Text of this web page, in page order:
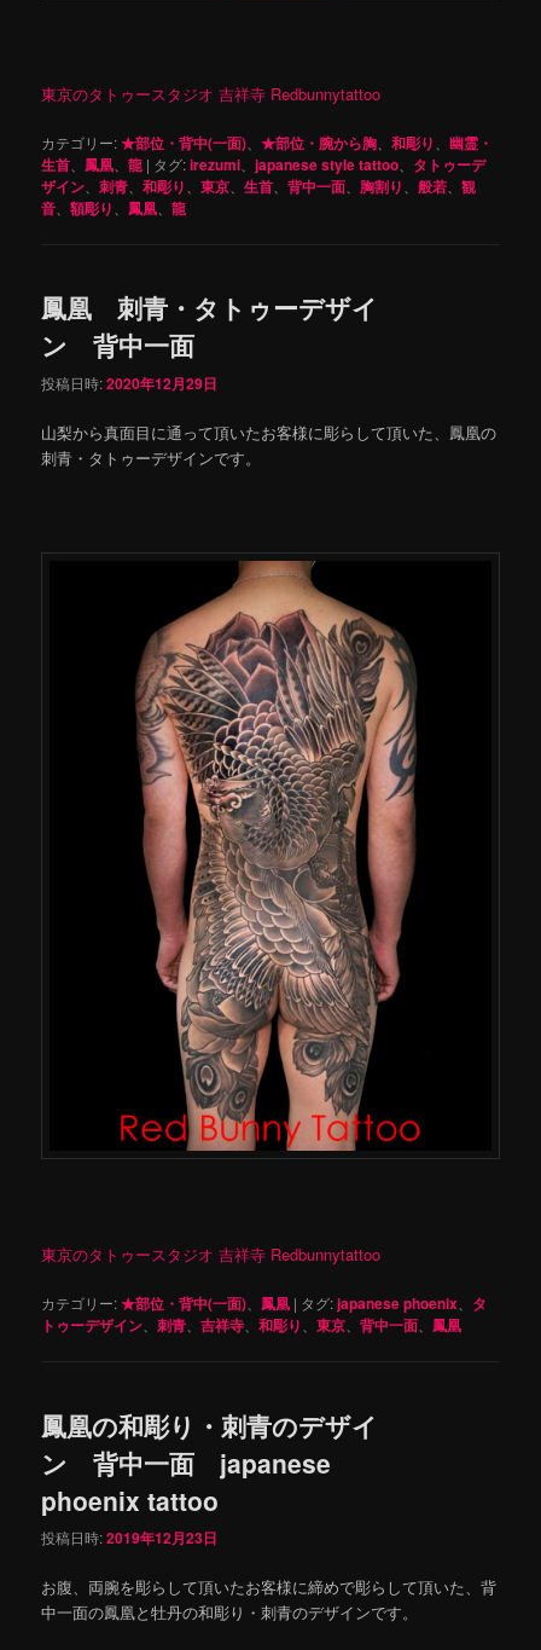
東京のタトゥースタジオ 吉祥寺 Redbunnytattoo
カテゴリー:★部位・背中(一面) 、★部位・腕から胸 、和彫り 、幽霊・
生首
鳳凰 、龍 | タグ:irezumi 、japanese style tattoo
タトゥーデ
ザイン 、刺青 、和彫り 、東京 、生首 、背中一面 胸割り 、般若 、観
音 、額彫り 鳳凰 、龍
鳳凰 刺青・タトゥーデザイ
ン 背中一面
投稿日時:2020年12月29日
山梨から真面目に通って頂いたお客様に彫らして頂いた、鳳凰の
刺青・タトゥーデザインです。
東京のタトゥースタジオ 吉祥寺 Redbunnytattoo
カテゴリー:★部位・背中(一面) 鳳凰 | タグ:japanese phoenix
タ
トゥーデザイン 、刺青 、吉祥寺 、和彫り 、東京 、背中一面 鳳凰
鳳凰の和彫り・刺青のデザイ
ン 背中一面 japanese
phoenix tattoo
投稿日時:2019年12月23日
お腹、両腕を彫らして頂いたお客様に締めで彫らして頂いた、背
中一面の鳳凰と牡丹の和彫り・刺青のデザインです。